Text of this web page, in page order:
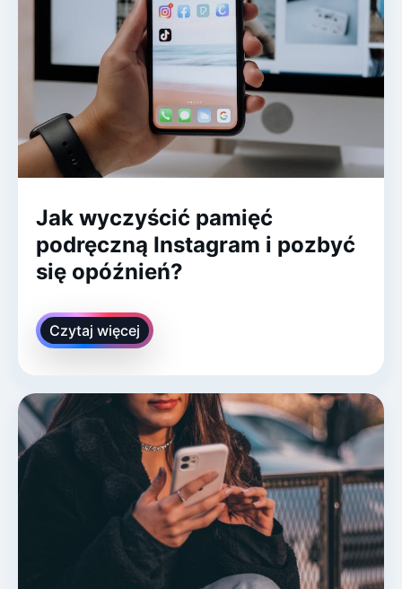
Jak wyczyścić pamięć
podręczną Instagram i pozbyć
się opóźnień?
Czytaj więcej